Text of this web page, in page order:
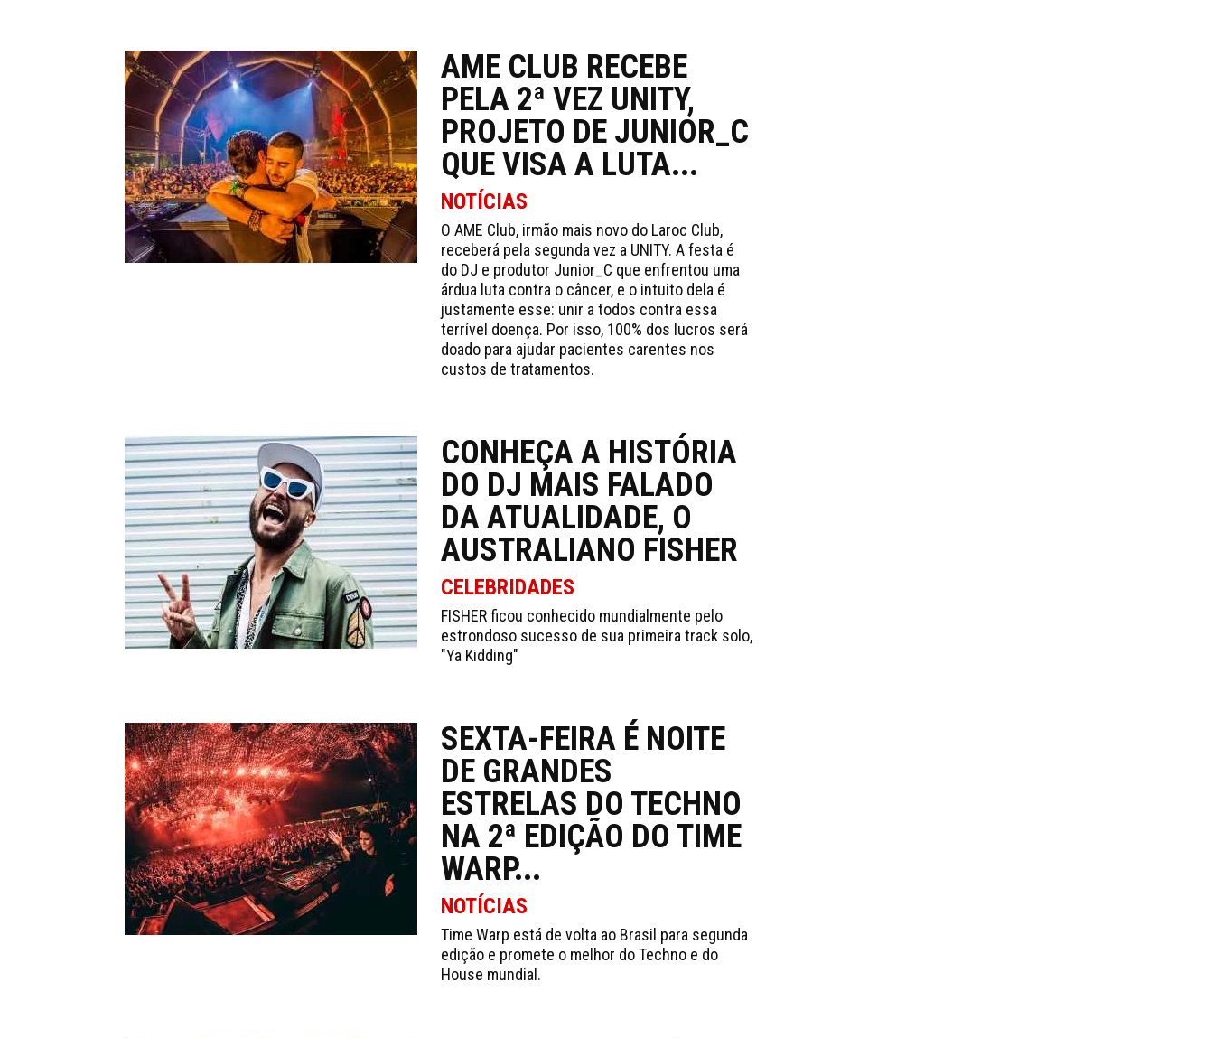
AME CLUB RECEBE
PELA 2ª VEZ UNITY,
PROJETO DE JUNIOR_C
QUE VISA A LUTA...
NOTÍCIAS
O AME Club, irmão mais novo do Laroc Club,
receberá pela segunda vez a UNITY. A festa é
do DJ e produtor Junior_C que enfrentou uma
árdua luta contra o câncer, e o intuito dela é
justamente esse: unir a todos contra essa
terrível doença. Por isso, 100% dos lucros será
doado para ajudar pacientes carentes nos
custos de tratamentos.
CONHEÇA A HISTÓRIA
DO DJ MAIS FALADO
DA ATUALIDADE, O
AUSTRALIANO FISHER
CELEBRIDADES
FISHER ficou conhecido mundialmente pelo
estrondoso sucesso de sua primeira track solo,
"Ya Kidding"
SEXTA-FEIRA É NOITE
DE GRANDES
ESTRELAS DO TECHNO
NA 2ª EDIÇÃO DO TIME
WARP...
NOTÍCIAS
Time Warp está de volta ao Brasil para segunda
edição e promete o melhor do Techno e do
House mundial.